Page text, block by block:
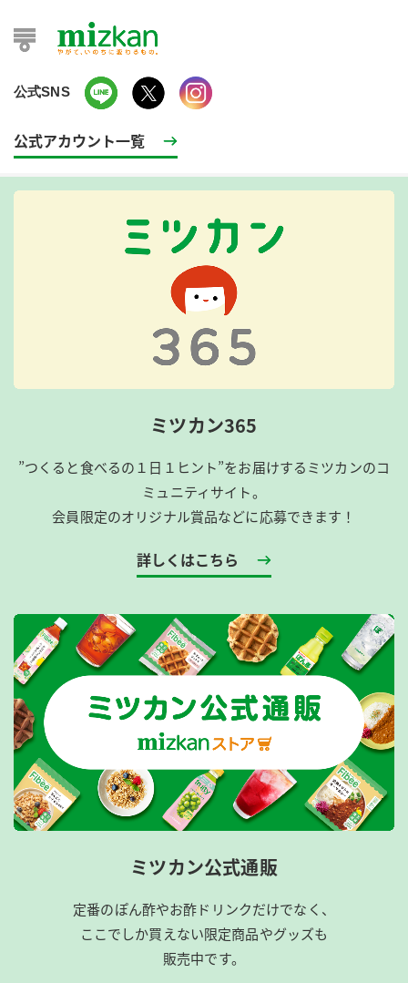
公式SNS
公式アカウント一覧
ミツカン365
”つくると食べるの１日１ヒント”をお届けするミツカンのコ
ミュニティサイト。
会員限定のオリジナル賞品などに応募できます！
詳しくはこちら
ミツカン公式通販
定番のぽん酢やお酢ドリンクだけでなく、
ここでしか買えない限定商品やグッズも
販売中です。